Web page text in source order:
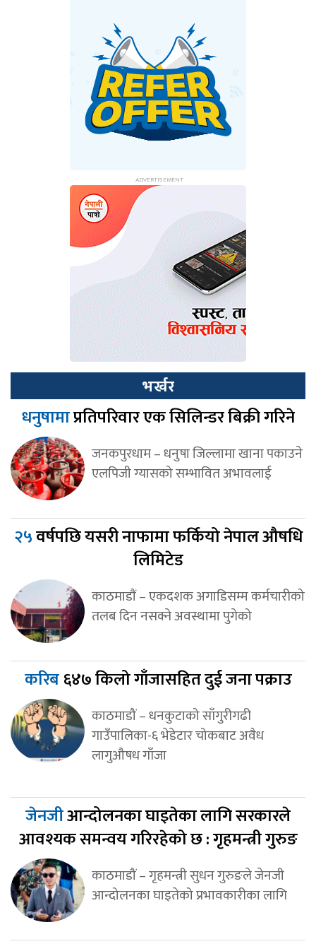
भर्खर
धनुषामाप्रतिपरिवार एक सिलिन्डर बिक्री गरिने
जनकपुरधाम – धनुषा जिल्लामा खाना पकाउने
एलपिजी ग्यासको सम्भावित अभावलाई
२५वर्षपछि यसरी नाफामा फर्कियो नेपाल औषधि
लिमिटेड
काठमाडाैं – एकदशक अगाडिसम्म कर्मचारीको
तलब दिन नसक्ने अवस्थामा पुगेको
करिब६४७ किलो गाँजासहित दुई जना पक्राउ
काठमाडौं – धनकुटाको साँगुरीगढी
गाउँपालिका-६ भेडेटार चोकबाट अवैध
लागुऔषध गाँजा
जेनजीआन्दोलनका घाइतेका लागि सरकारले
आवश्यक समन्वय गरिरहेको छ : गृहमन्त्री गुरुङ
काठमाडौं – गृहमन्त्री सुधन गुरुङले जेनजी
आन्दोलनका घाइतेको प्रभावकारीका लागि